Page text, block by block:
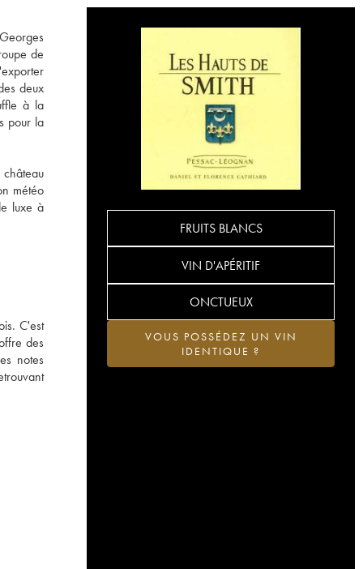
de
deux
à la
pour la
météo
luxe à
C'est
des
notes
FRUITS BLANCS
VIN D'APÉRITIF
ONCTUEUX
VOUS POSSÉDEZ UN VIN
IDENTIQUE ?